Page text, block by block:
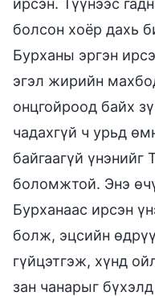
болсон хоёр дахь
Бурханы эргэн
эгэл жирийн
онцгойроод байх
чадахгүй ч урьд
байгаагүй үнэнийг
боломжтой. Энэ
Бурханаас ирсэн
болж, эцсийн
гүйцэтгэж, хүнд
зан чанарыг